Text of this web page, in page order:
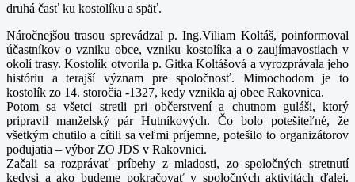
druhá časť ku kostolíku a späť.
Náročnejšou trasou sprevádzal p. Ing.Viliam Koltáš, poinformoval
účastníkov o vzniku obce, vzniku kostolíka a o zaujímavostiach v
okolí trasy. Kostolík otvorila p. Gitka Koltášová a vyrozprávala jeho
históriu a terajší význam pre spoločnosť. Mimochodom je to
kostolík zo 14. storočia -1327, kedy vznikla aj obec Rakovnica.
Potom sa všetci stretli pri občerstvení a chutnom guláši, ktorý
pripravil manželský pár Hutníkových. Čo bolo potešiteľné, že
všetkým chutilo a cítili sa veľmi príjemne, potešilo to organizátorov
podujatia – výbor ZO JDS v Rakovnici.
Začali sa rozprávať príbehy z mladosti, zo spoločných stretnutí
kedysi a ako budeme pokračovať v spoločných aktivitách ďalej.